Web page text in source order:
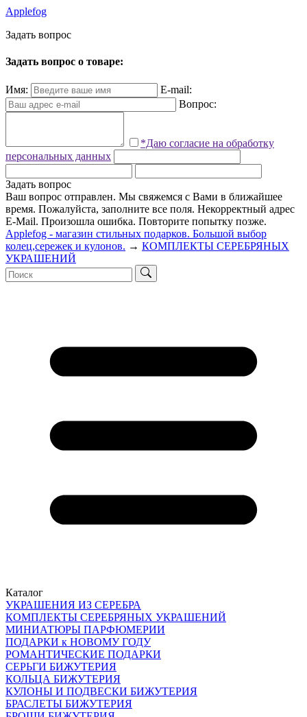
Applefog
Задать вопрос
Задать вопрос о товаре:
Имя:
E-mail:
Вопрос:
*Даю согласие на обработку
персональных данных
Задать вопрос
Ваш вопрос отправлен. Мы свяжемся с Вами в ближайшее
время. Пожалуйста, заполните все поля. Некорректный адрес
E-Mail. Произошла ошибка. Повторите попытку позже.
Applefog - магазин стильных подарков. Большой выбор
колец,сережек и кулонов. → КОМПЛЕКТЫ СЕРЕБРЯНЫХ
УКРАШЕНИЙ
Каталог
УКРАШЕНИЯ ИЗ СЕРЕБРА
КОМПЛЕКТЫ СЕРЕБРЯНЫХ УКРАШЕНИЙ
МИНИАТЮРЫ ПАРФЮМЕРИИ
ПОДАРКИ к НОВОМУ ГОДУ
РОМАНТИЧЕСКИЕ ПОДАРКИ
СЕРЬГИ БИЖУТЕРИЯ
КОЛЬЦА БИЖУТЕРИЯ
КУЛОНЫ И ПОДВЕСКИ БИЖУТЕРИЯ
БРАСЛЕТЫ БИЖУТЕРИЯ